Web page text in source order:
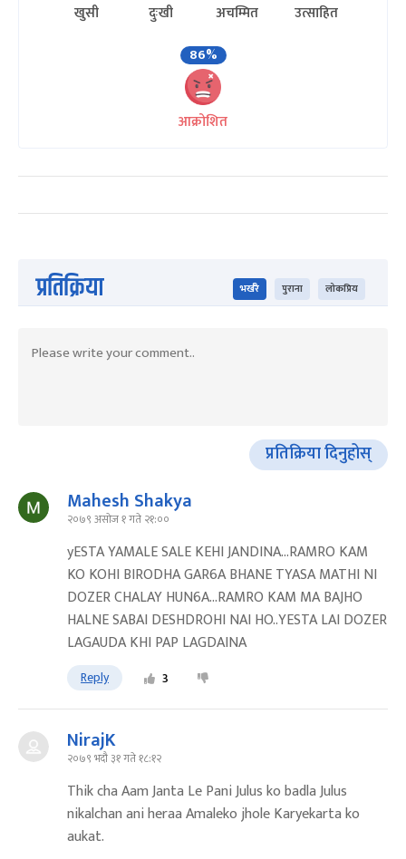
खुसी दुःखी अचम्मित
उत्साहित
86%
आक्रोशित
प्रतिक्रिया भर्खरै पुराना लोकप्रिय
प्रतिक्रिया दिनुहोस्
Mahesh Shakya
२०७९ असोज १ गते २१:००
yESTA YAMALE SALE KEHI JANDINA...RAMRO KAM
KO KOHI BIRODHA GAR6A BHANE TYASA MATHI NI
DOZER CHALAY HUN6A...RAMRO KAM MA BAJHO
HALNE SABAI DESHDROHI NAI HO..YESTA LAI DOZER
LAGAUDA KHI PAP LAGDAINA
Reply 3
NirajK
२०७९ भदौ ३१ गते १८:१२
Thik cha Aam Janta Le Pani Julus ko badla Julus
nikalchan ani heraa Amaleko jhole Karyekarta ko
aukat.